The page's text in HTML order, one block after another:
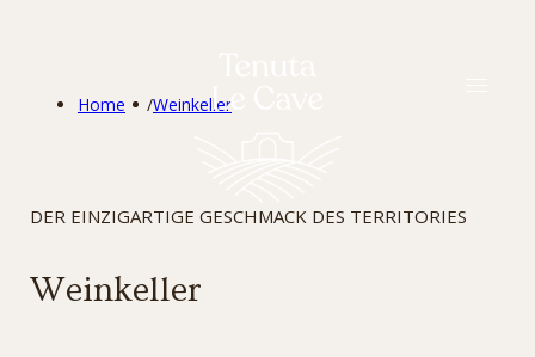
Home /Weinkeller
DER EINZIGARTIGE GESCHMACK DES TERRITORIES
Weinkeller